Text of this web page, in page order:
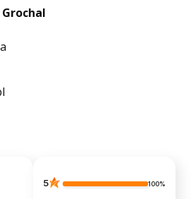
5 100%